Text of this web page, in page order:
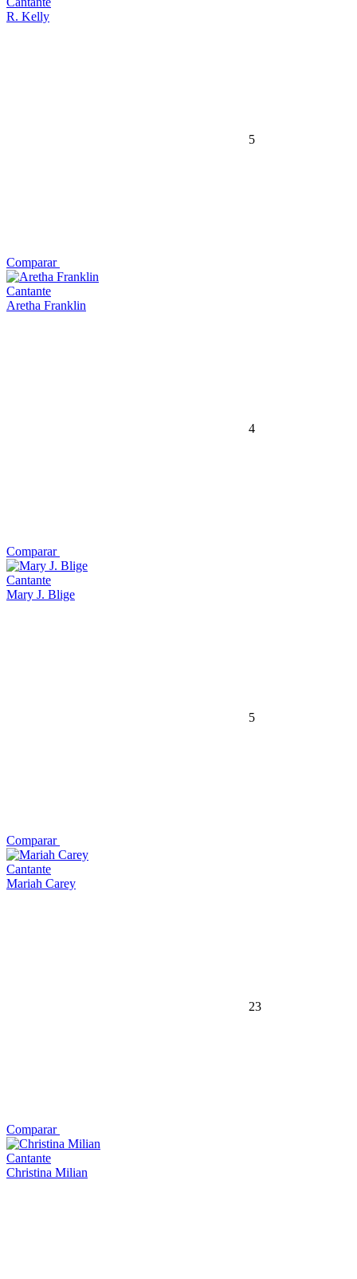
R. Kelly
5
Comparar
Cantante
Aretha Franklin
4
Comparar
Cantante
Mary J. Blige
5
Comparar
Cantante
Mariah Carey
23
Comparar
Cantante
Christina Milian